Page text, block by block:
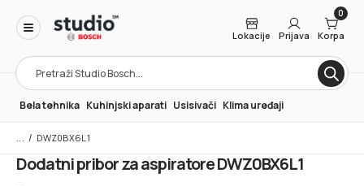
Products
search
Lokacije Prijava
0
Korpa
Bela tehnika Kuhinjski aparati Usisivači Klima uređaji
/ DWZ0BX6L1
Dodatni pribor za aspiratore DWZ0BX6L1